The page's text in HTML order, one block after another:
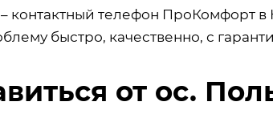
– контактный телефон ПроКомфорт
быстро, качественно, с
от ос.